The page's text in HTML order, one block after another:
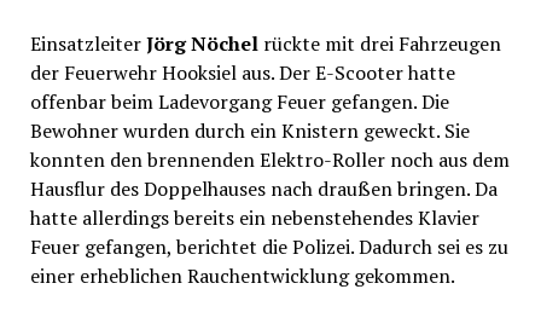
EinsatzleiterJörg Nöchelrückte mit drei Fahrzeugen
der Feuerwehr Hooksiel aus. Der E-Scooter hatte
offenbar beim Ladevorgang Feuer gefangen. Die
Bewohner wurden durch ein Knistern geweckt. Sie
konnten den brennenden Elektro-Roller noch aus dem
Hausflur des Doppelhauses nach draußen bringen. Da
hatte allerdings bereits ein nebenstehendes Klavier
Feuer gefangen, berichtet die Polizei. Dadurch sei es zu
einer erheblichen Rauchentwicklung gekommen.